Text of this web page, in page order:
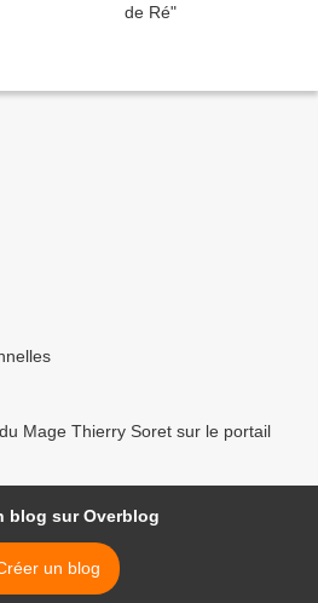
Mage Thierry Soret sur le portail
blog sur Overblog
un blog